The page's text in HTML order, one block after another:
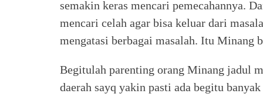
semakin keras mencari pemecahannya.
mencari celah agar bisa keluar dari
mengatasi berbagai masalah. Itu Minang
Begitulah parenting orang Minang jadul
daerah sayq yakin pasti ada begitu